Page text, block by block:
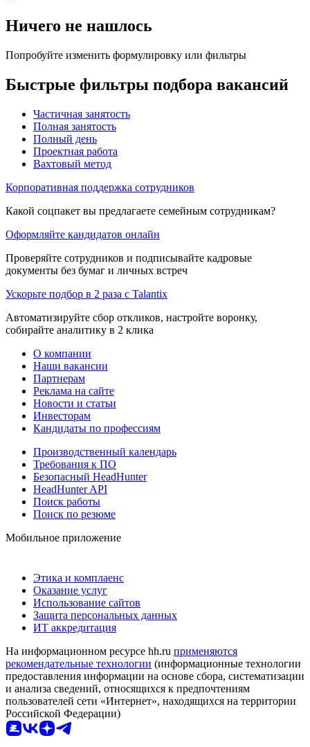
Ничего не нашлось
Попробуйте изменить формулировку или фильтры
Быстрые фильтры подбора вакансий
Частичная занятость
Полная занятость
Полный день
Проектная работа
Вахтовый метод
Корпоративная поддержка сотрудников
Какой соцпакет вы предлагаете семейным сотрудникам?
Оформляйте кандидатов онлайн
Проверяйте сотрудников и подписывайте кадровые
документы без бумаг и личных встреч
Ускорьте подбор в 2 раза с Talantix
Автоматизируйте сбор откликов, настройте воронку,
собирайте аналитику в 2 клика
О компании
Наши вакансии
Партнерам
Реклама на сайте
Новости и статьи
Инвесторам
Кандидаты по профессиям
Производственный календарь
Требования к ПО
Безопасный HeadHunter
HeadHunter API
Поиск работы
Поиск по резюме
Мобильное приложение
Этика и комплаенс
Оказание услуг
Использование сайтов
Защита персональных данных
ИТ аккредитация
На информационном ресурсе hh.ru применяются
рекомендательные технологии (информационные технологии
предоставления информации на основе сбора, систематизации
и анализа сведений, относящихся к предпочтениям
пользователей сети «Интернет», находящихся на территории
Российской Федерации)